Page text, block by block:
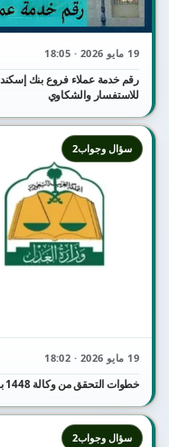
19 مايو 2026 · 18:05
للاستفسار والشكاوي
19 مايو 2026 · 18:02
خطوات التحقق من وكالة 1448 بالخطوات الصحيحة والمتطلبات
سؤال وجواب2
سؤال وجواب2